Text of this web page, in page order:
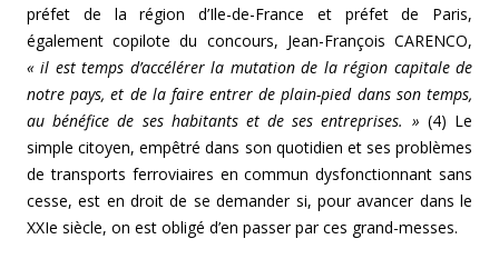
préfet de la région d’Ile-de-France et préfet de Paris,
également copilote du concours, Jean-François CARENCO,
« il est temps d’accélérer la mutation de la région capitale de
notre pays, et de la faire entrer de plain-pied dans son temps,
au bénéfice de ses habitants et de ses entreprises. » (4) Le
simple citoyen, empêtré dans son quotidien et ses problèmes
de transports ferroviaires en commun dysfonctionnant sans
cesse, est en droit de se demander si, pour avancer dans le
XXIe siècle, on est obligé d’en passer par ces grand-messes.